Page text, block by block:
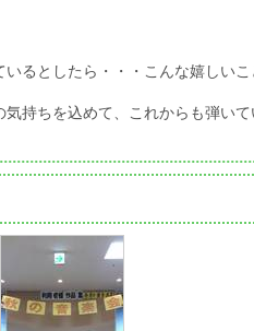
るとしたら・・・こんな嬉しいこ
持ちを込めて、これからも弾いて